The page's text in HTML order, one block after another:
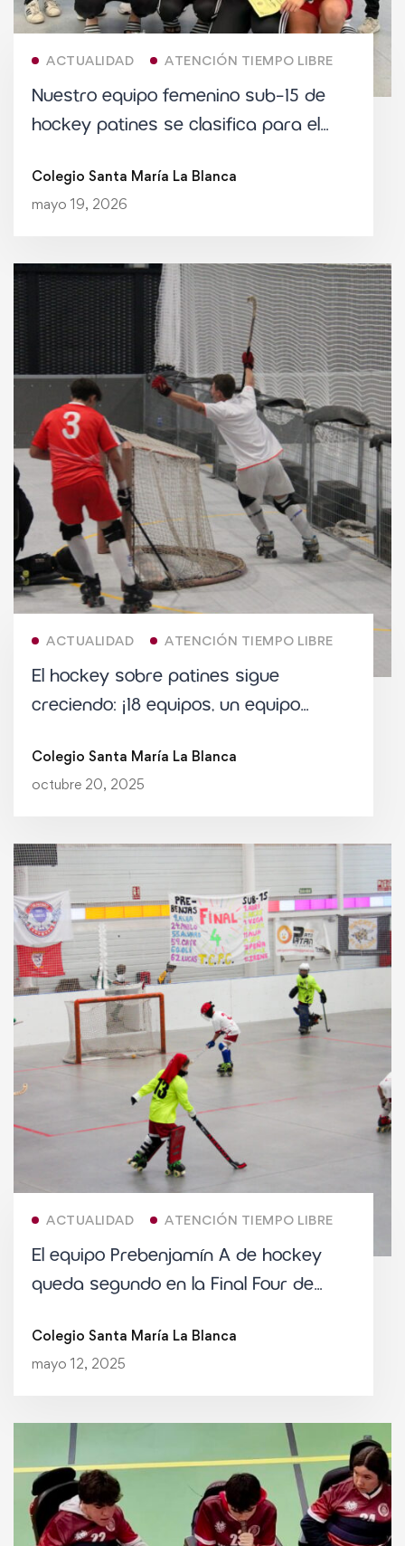
ACTUALIDAD ATENCIÓN TIEMPO LIBRE
Nuestro equipo femenino sub-15 de
hockey patines se clasifica para el
Colegio Santa María La Blanca
mayo 19, 2026
ACTUALIDAD ATENCIÓN TIEMPO LIBRE
El hockey sobre patines sigue
creciendo: ¡18 equipos, un equipo
imparable!
Colegio Santa María La Blanca
octubre 20, 2025
ACTUALIDAD ATENCIÓN TIEMPO LIBRE
El equipo Prebenjamín A de hockey
queda segundo en la Final Four de
Colegio Santa María La Blanca
mayo 12, 2025